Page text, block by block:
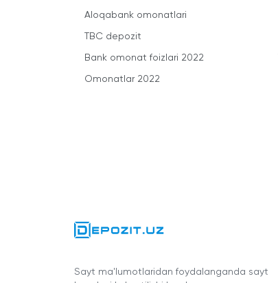
Aloqabank omonatlari
TBC depozit
Bank omonat foizlari 2022
Omonatlar 2022
Sayt ma'lumotlaridan foydalanganda sayt